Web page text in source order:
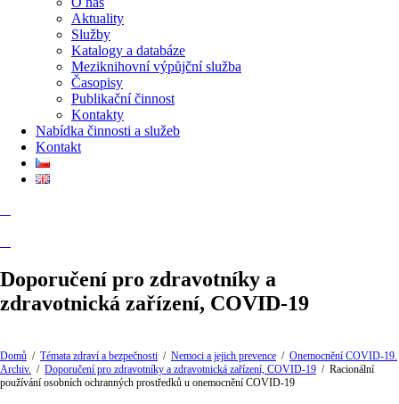
Aktuality
Služby
Katalogy a databáze
Meziknihovní výpůjční služba
Časopisy
Publikační činnost
Kontakty
Nabídka činnosti a služeb
Kontakt
Doporučení pro zdravotníky a
zdravotnická zařízení, COVID-19
Domů / Témata zdraví a bezpečnosti / Nemoci a jejich prevence / Onemocnění COVID-19.
Archiv. / Doporučení pro zdravotníky a zdravotnická zařízení, COVID-19 / Racionální
používání osobních ochranných prostředků u onemocnění COVID-19